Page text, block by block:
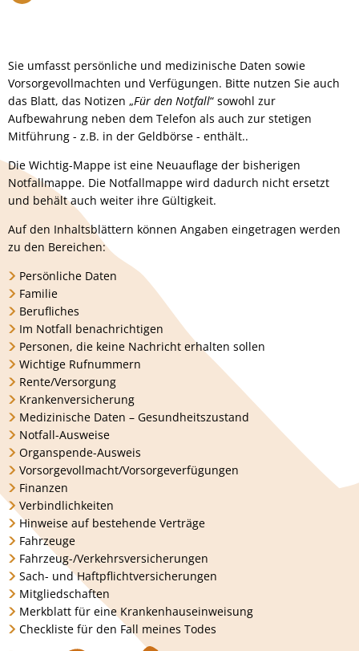
Sie umfasst persönliche und medizinische Daten sowie
Vorsorgevollmachten und Verfügungen. Bitte nutzen Sie auch
das Blatt, das Notizen „Für den Notfall“ sowohl zur
Aufbewahrung neben dem Telefon als auch zur stetigen
Mitführung - z.B. in der Geldbörse - enthält..
Die Wichtig-Mappe ist eine Neuauflage der bisherigen
Notfallmappe. Die Notfallmappe wird dadurch nicht ersetzt
und behält auch weiter ihre Gültigkeit.
Auf den Inhaltsblättern können Angaben eingetragen werden
zu den Bereichen:
Persönliche Daten
Familie
Berufliches
Im Notfall benachrichtigen
Personen, die keine Nachricht erhalten sollen
Wichtige Rufnummern
Rente/Versorgung
Krankenversicherung
Medizinische Daten – Gesundheitszustand
Notfall-Ausweise
Organspende-Ausweis
Vorsorgevollmacht/Vorsorgeverfügungen
Finanzen
Verbindlichkeiten
Hinweise auf bestehende Verträge
Fahrzeuge
Fahrzeug-/Verkehrsversicherungen
Sach- und Haftpflichtversicherungen
Mitgliedschaften
Merkblatt für eine Krankenhauseinweisung
Checkliste für den Fall meines Todes